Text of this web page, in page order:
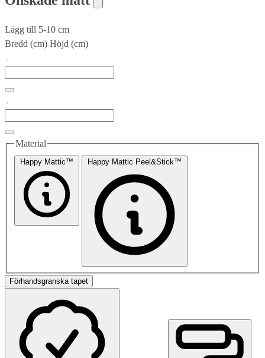
Lägg till 5-10 cm
Bredd (cm) Höjd (cm)
Material
Happy Mattic™ Happy Mattic Peel&Stick™
Förhandsgranska tapet